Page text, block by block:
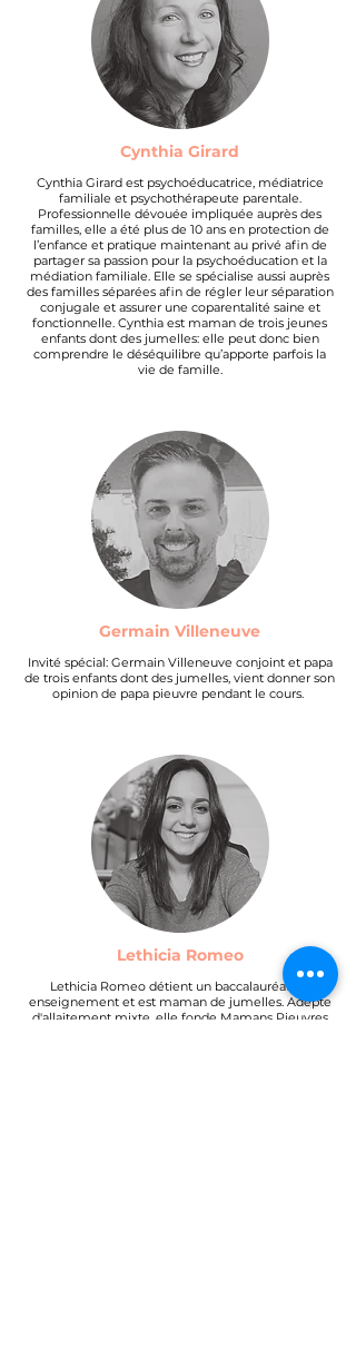
Cynthia Girard
Cynthia Girard est psychoéducatrice, médiatrice
familiale et psychothérapeute parentale.
Professionnelle dévouée impliquée auprès des
familles, elle a été plus de 10 ans en protection de
l’enfance et pratique maintenant au privé afin de
partager sa passion pour la psychoéducation et la
médiation familiale. Elle se spécialise aussi auprès
des familles séparées afin de régler leur séparation
conjugale et assurer une coparentalité saine et
fonctionnelle. Cynthia est maman de trois jeunes
enfants dont des jumelles: elle peut donc bien
comprendre le déséquilibre qu’apporte parfois la
vie de famille.
Germain Villeneuve
Invité spécial: Germain Villeneuve conjoint et papa
de trois enfants dont des jumelles, vient donner son
opinion de papa pieuvre pendant le cours.
Lethicia Romeo
Lethicia Romeo détient un baccalauréat en
enseignement et est maman de jumelles. Adepte
d'allaitement mixte, elle fonde Mamans Pieuvres